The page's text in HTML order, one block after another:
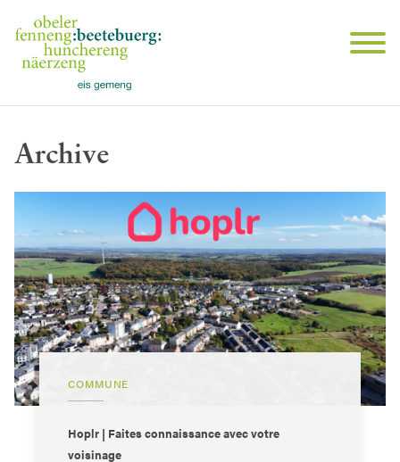
Archive
COMMUNE
Hoplr | Faites connaissance avec votre
voisinage